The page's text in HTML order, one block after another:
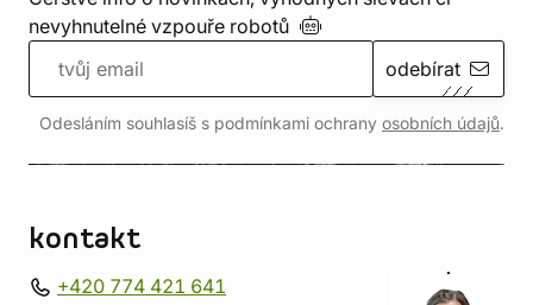
nevyhnutelné vzpouře robotů
odebírat
Odesláním souhlasíš s podmínkami ochrany osobních údajů.
kontakt
+420 774 421 641